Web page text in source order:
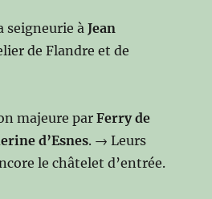
seigneurie àJean
de Flandre et de
majeure parFerry de
d’Esnes. → Leurs
le châtelet d’entrée.